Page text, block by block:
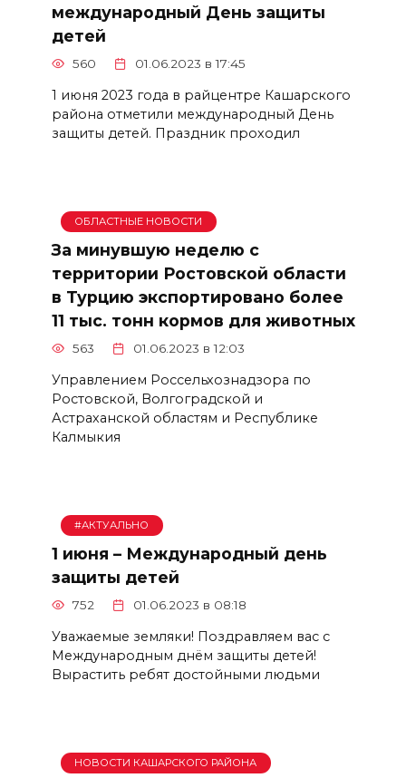
международный День защиты
детей
560 01.06.2023 в 17:45
1 июня 2023 года в райцентре Кашарского
района отметили международный День
защиты детей. Праздник проходил
ОБЛАСТНЫЕ НОВОСТИ
За минувшую неделю с
территории Ростовской области
в Турцию экспортировано более
11 тыс. тонн кормов для животных
563 01.06.2023 в 12:03
Управлением Россельхознадзора по
Ростовской, Волгоградской и
Астраханской областям и Республике
Калмыкия
#АКТУАЛЬНО
1 июня – Международный день
защиты детей
752 01.06.2023 в 08:18
Уважаемые земляки! Поздравляем вас с
Международным днём защиты детей!
Вырастить ребят достойными людьми
НОВОСТИ КАШАРСКОГО РАЙОНА